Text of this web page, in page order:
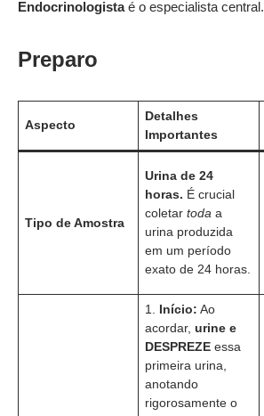
Endocrinologistaé o especialista central.
Preparo
Aspecto
Detalhes
Importantes
Tipo de Amostra
Urina de 24
horas. É crucial
coletar todaa
urina produzida
em um período
exato de 24 horas.
1. Início: Ao
acordar, urine e
DESPREZEessa
primeira urina,
anotando
rigorosamente o